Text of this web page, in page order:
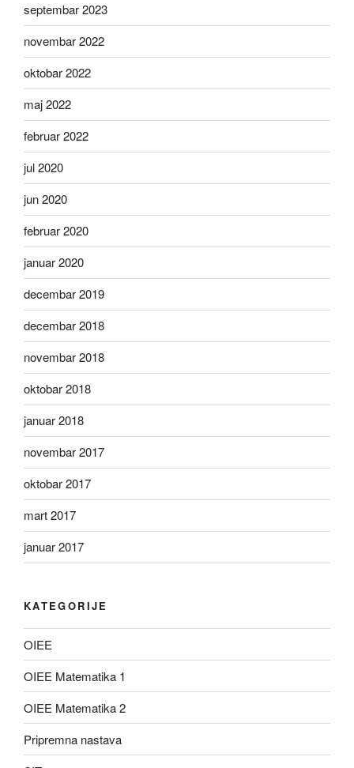
septembar 2023
novembar 2022
oktobar 2022
maj 2022
februar 2022
jul 2020
jun 2020
februar 2020
januar 2020
decembar 2019
decembar 2018
novembar 2018
oktobar 2018
januar 2018
novembar 2017
oktobar 2017
mart 2017
januar 2017
KATEGORIJE
OIEE
OIEE Matematika 1
OIEE Matematika 2
Pripremna nastava